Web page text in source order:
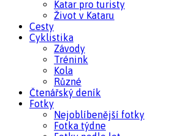
Katar pro turisty
Život v Kataru
Cesty
Cyklistika
Závody
Trénink
Kola
Různé
Čtenářský deník
Fotky
Nejoblíbenější fotky
Fotka týdne